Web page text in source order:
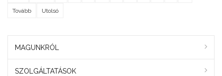
Tovább Utolsó
MAGUNKRÓL
SZOLGÁLTATÁSOK